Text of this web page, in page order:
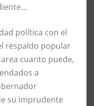
política con el
respaldo popular
cuanto puede,
a
su imprudente